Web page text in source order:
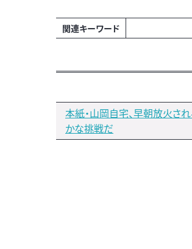
関連キーワード
本紙・山岡自宅、早朝放火さ
かな挑戦だ